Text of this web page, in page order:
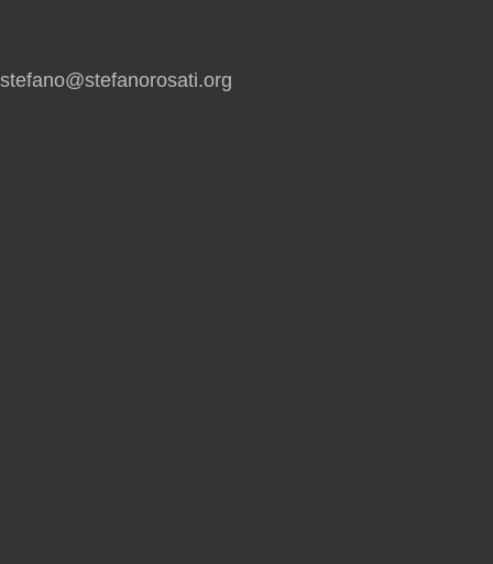
stefano@stefanorosati.org